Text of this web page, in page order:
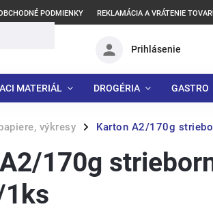
PODMIENKY REKLAMÁCIA A VRÁTENIE
Prihlásenie
MATERIÁL DROGÉRIA GASTRO
výkresy / Karton A2/170g
170g